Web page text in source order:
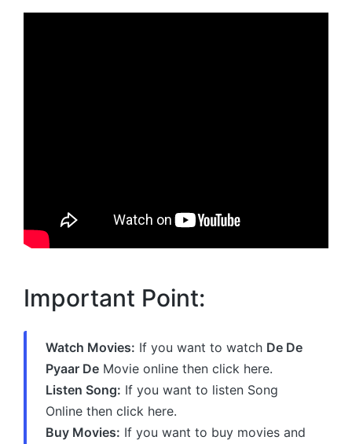
Important Point:
Watch Movies: If you want to watch De De
Pyaar De Movie online then click here.
Listen Song: If you want to listen Song
Online then click here.
Buy Movies: If you want to buy movies and